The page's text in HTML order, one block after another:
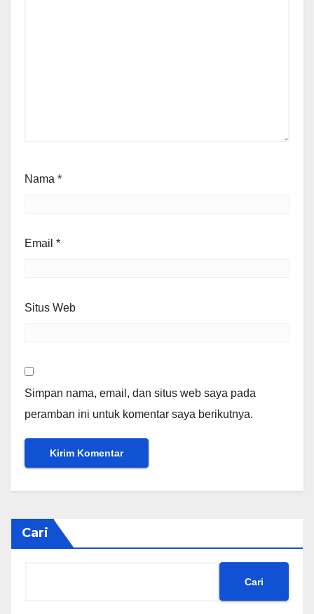
Nama *
Email *
Situs Web
Simpan nama, email, dan situs web saya pada
peramban ini untuk komentar saya berikutnya.
Cari
Cari